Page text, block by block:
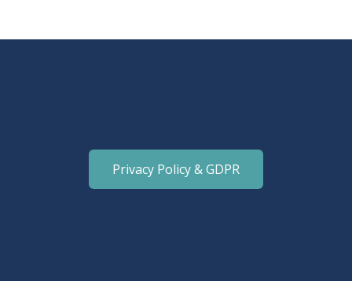
Privacy Policy & GDPR